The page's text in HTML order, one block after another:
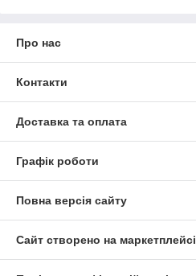
Про нас
Контакти
Доставка та оплата
Графік роботи
Повна версія сайту
Сайт створено на маркетплейсі